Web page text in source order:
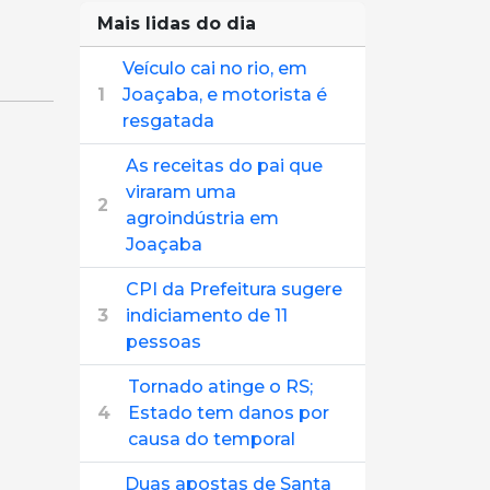
Mais lidas do dia
1
Veículo cai no rio, em
Joaçaba, e motorista é
resgatada
2
As receitas do pai que
viraram uma
agroindústria em
Joaçaba
3
CPI da Prefeitura sugere
indiciamento de 11
pessoas
4
Tornado atinge o RS;
Estado tem danos por
causa do temporal
Duas apostas de Santa